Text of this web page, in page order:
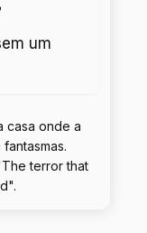
um
casa onde a
terror that